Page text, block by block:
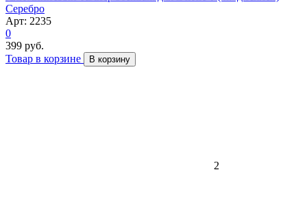
Серебро
Арт: 2235
0
399 руб.
Товар в корзине
В корзину
2